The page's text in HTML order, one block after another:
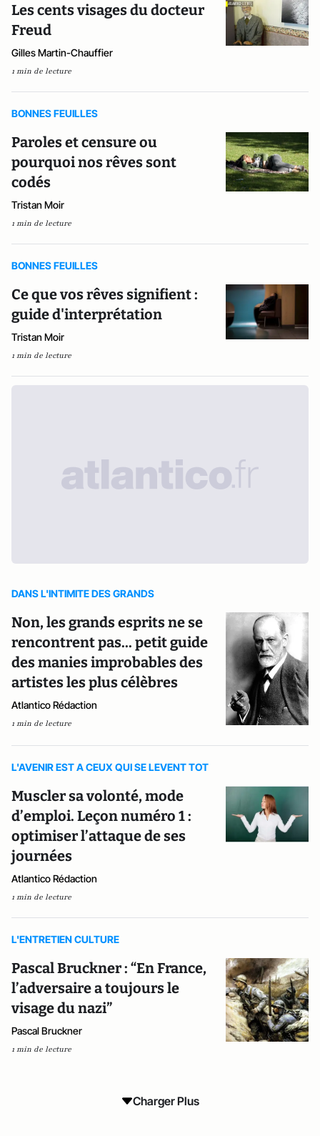
Les cents visages du docteur
Freud
Gilles Martin-Chauffier
1 min de lecture
BONNES FEUILLES
Paroles et censure ou
pourquoi nos rêves sont
codés
Tristan Moir
1 min de lecture
BONNES FEUILLES
Ce que vos rêves signifient :
guide d'interprétation
Tristan Moir
1 min de lecture
DANS L'INTIMITE DES GRANDS
Non, les grands esprits ne se
rencontrent pas... petit guide
des manies improbables des
artistes les plus célèbres
Atlantico Rédaction
1 min de lecture
L'AVENIR EST A CEUX QUI SE LEVENT TOT
Muscler sa volonté, mode
d’emploi. Leçon numéro 1 :
optimiser l’attaque de ses
journées
Atlantico Rédaction
1 min de lecture
L'ENTRETIEN CULTURE
Pascal Bruckner : “En France,
l’adversaire a toujours le
visage du nazi”
Pascal Bruckner
1 min de lecture
Charger Plus